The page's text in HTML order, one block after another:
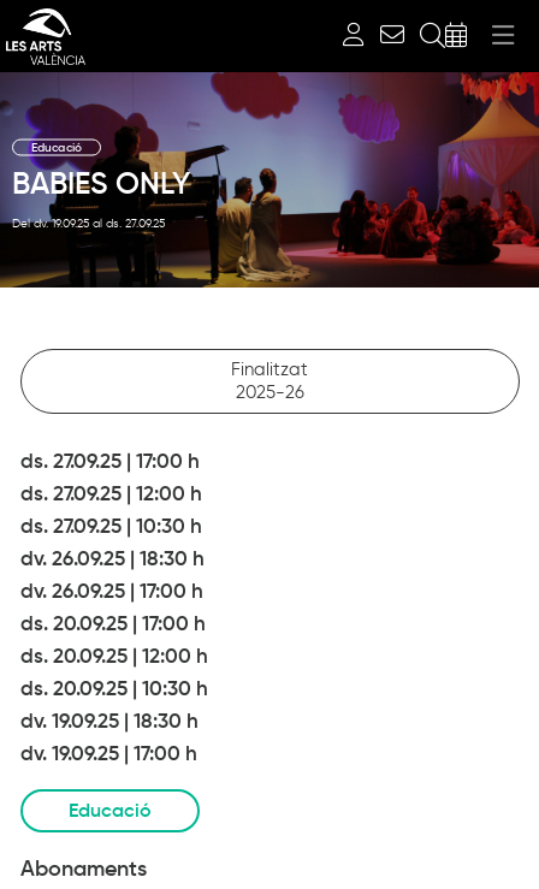
Educació
BABIES ONLY
Del dv. 19.09.25 al ds. 27.09.25
Finalitzat
2025-26
ds. 27.09.25| 17:00 h
ds. 27.09.25| 12:00 h
ds. 27.09.25| 10:30 h
dv. 26.09.25| 18:30 h
dv. 26.09.25| 17:00 h
ds. 20.09.25| 17:00 h
ds. 20.09.25| 12:00 h
ds. 20.09.25| 10:30 h
dv. 19.09.25| 18:30 h
dv. 19.09.25| 17:00 h
Educació
Abonaments